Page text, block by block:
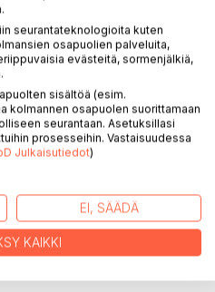
yksinkertaisia ja
lajin kautta, mutta kirjassa
Harjoitteet ja niiden
elämään,
seurantateknologioita kuten
osapuolien palveluita,
evästeitä, sormenjälkiä,
sisältöä (esim.
kolmannen osapuolen suorittamaan
seurantaan. Asetuksillasi
prosesseihin. Vastaisuudessa
Julkaisutiedot)
EI, SÄÄDÄ
KAIKKI